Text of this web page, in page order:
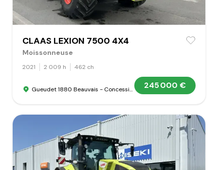
CLAAS LEXION 7500 4X4
Moissonneuse
2021 2 009 h 462 ch
Gueudet 1880 Beauvais - Concession Claas 245 000 €